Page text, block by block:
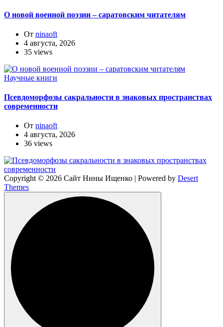
О новой военной поэзии – саратовским читателям
От ninaoft
4 августа, 2026
35 views
Научные книги
Псевдоморфозы сакральности в знаковых пространствах
современности
От ninaoft
4 августа, 2026
36 views
Copyright © 2026 Сайт Нины Ищенко | Powered by Desert
Themes